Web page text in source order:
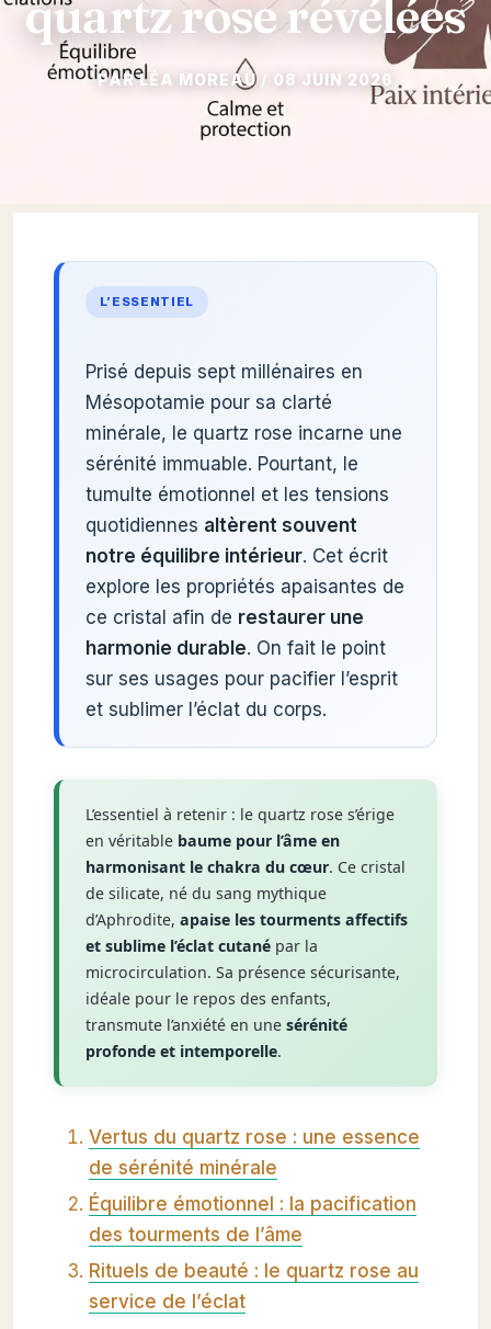
quartz rose révélées
08 JUIN 2026
L’ESSENTIEL
Prisé depuis sept millénaires en
Mésopotamie pour sa clarté
minérale, le quartz rose incarne une
sérénité immuable. Pourtant, le
tumulte émotionnel et les tensions
quotidiennes altèrent souvent
notre équilibre intérieur. Cet écrit
explore les propriétés apaisantes de
ce cristal afin de restaurer une
harmonie durable. On fait le point
sur ses usages pour pacifier l’esprit
et sublimer l’éclat du corps.
L’essentiel à retenir : le quartz rose s’érige
en véritable baume pour l’âme en
harmonisant le chakra du cœur. Ce cristal
de silicate, né du sang mythique
d’Aphrodite, apaise les tourments affectifs
et sublime l’éclat cutanépar la
microcirculation. Sa présence sécurisante,
idéale pour le repos des enfants,
transmute l’anxiété en une sérénité
profonde et intemporelle.
Vertus du quartz rose : une essence
de sérénité minérale
Équilibre émotionnel : la pacification
des tourments de l’âme
Rituels de beauté : le quartz rose au
service de l’éclat